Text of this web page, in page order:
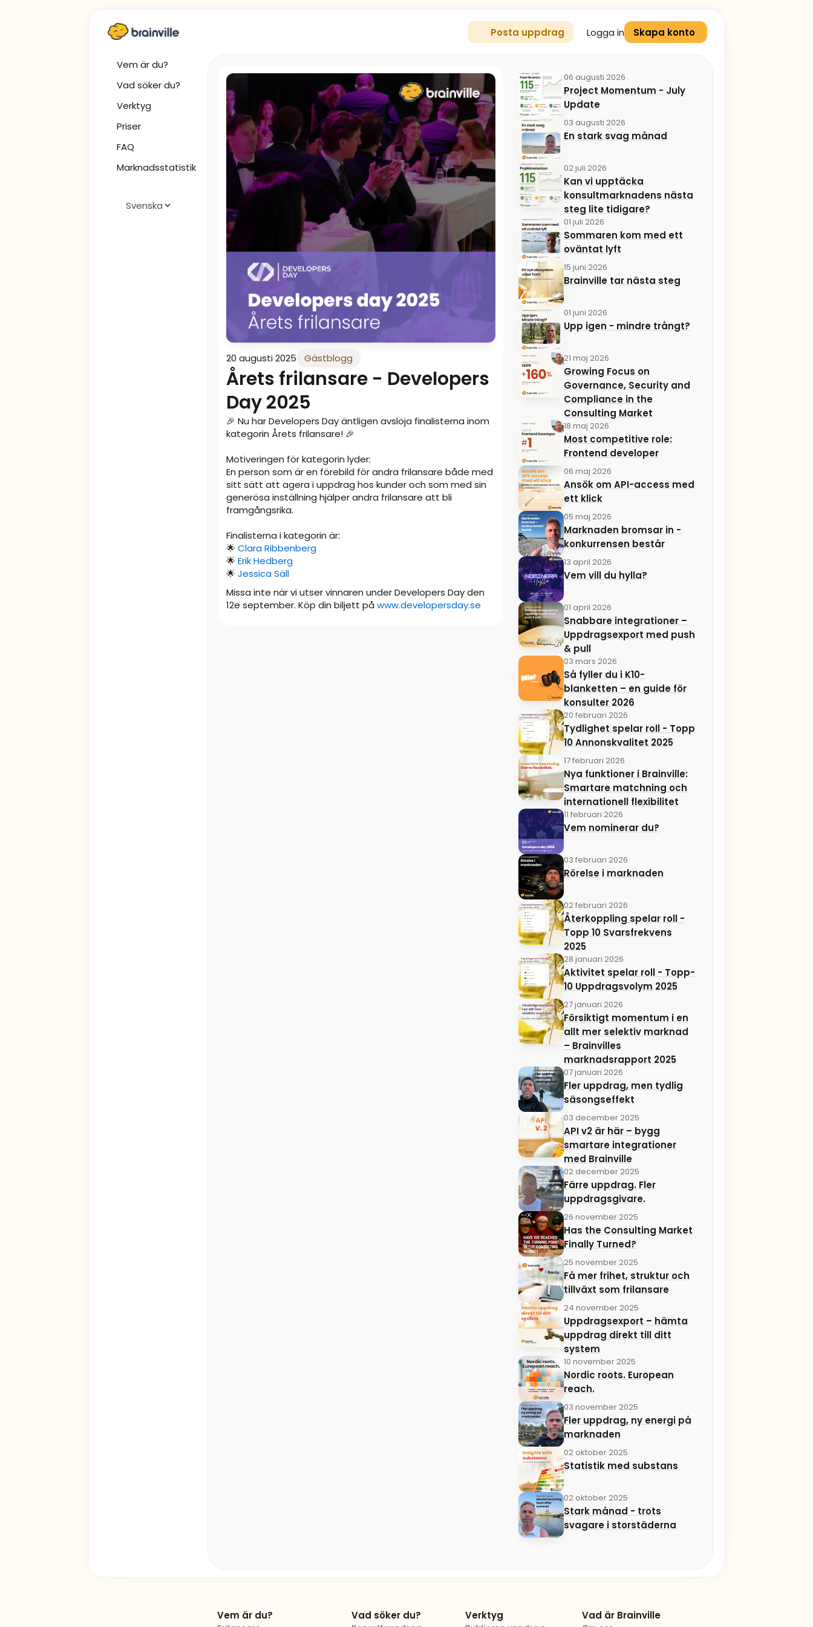
Vem är du?
Vad söker du?
Verktyg
Priser
FAQ
Marknadsstatistik
Posta uppdrag Logga in Skapa konto
20 augusti 2025 Gästblogg
Årets frilansare - Developers
Day 2025
🎉 Nu har Developers Day äntligen avslöja finalisterna inom
kategorin Årets frilansare! 🎉
Motiveringen för kategorin lyder:
En person som är en förebild för andra frilansare både med
sitt sätt att agera i uppdrag hos kunder och som med sin
generösa inställning hjälper andra frilansare att bli
framgångsrika.
Finalisterna i kategorin är:
🌟 Clara Ribbenberg
🌟 Erik Hedberg
🌟 Jessica Säll
Missa inte när vi utser vinnaren under Developers Day den
12e september. Köp din biljett på www.developersday.se
06 augusti 2026
Project Momentum - July
Update
03 augusti 2026
En stark svag månad
02 juli 2026
Kan vi upptäcka
konsultmarknadens nästa
steg lite tidigare?
01 juli 2026
Sommaren kom med ett
oväntat lyft
15 juni 2026
Brainville tar nästa steg
01 juni 2026
Upp igen - mindre trångt?
21 maj 2026
Growing Focus on
Governance, Security and
Compliance in the
Consulting Market
18 maj 2026
Most competitive role:
Frontend developer
06 maj 2026
Ansök om API-access med
ett klick
05 maj 2026
Marknaden bromsar in -
konkurrensen består
13 april 2026
Vem vill du hylla?
01 april 2026
Snabbare integrationer –
Uppdragsexport med push
& pull
03 mars 2026
Så fyller du i K10-
blanketten – en guide för
konsulter 2026
20 februari 2026
Tydlighet spelar roll - Topp
10 Annonskvalitet 2025
17 februari 2026
Nya funktioner i Brainville:
Smartare matchning och
internationell flexibilitet
11 februari 2026
Vem nominerar du?
03 februari 2026
Rörelse i marknaden
02 februari 2026
Återkoppling spelar roll -
Topp 10 Svarsfrekvens
2025
28 januari 2026
Aktivitet spelar roll - Topp-
10 Uppdragsvolym 2025
27 januari 2026
Försiktigt momentum i en
allt mer selektiv marknad
– Brainvilles
marknadsrapport 2025
07 januari 2026
Fler uppdrag, men tydlig
säsongseffekt
03 december 2025
API v2 är här – bygg
smartare integrationer
med Brainville
02 december 2025
Färre uppdrag. Fler
uppdragsgivare.
26 november 2025
Has the Consulting Market
Finally Turned?
25 november 2025
Få mer frihet, struktur och
tillväxt som frilansare
24 november 2025
Uppdragsexport – hämta
uppdrag direkt till ditt
system
10 november 2025
Nordic roots. European
reach.
03 november 2025
Fler uppdrag, ny energi på
marknaden
02 oktober 2025
Statistik med substans
02 oktober 2025
Stark månad - trots
svagare i storstäderna
Vem är du? Vad söker du? Verktyg Vad är Brainville